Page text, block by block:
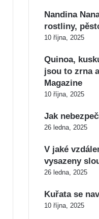
Nandina
rostliny,
10 října, 2025
Quinoa,
jsou to zrna
Magazine
10 října, 2025
Jak
26 ledna, 2025
V jaké
vysazeny
26 ledna, 2025
Kuřata se
10 října, 2025